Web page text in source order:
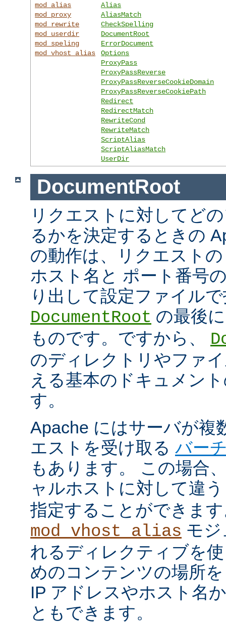
mod_alias
mod_proxy
mod_rewrite
mod_userdir
mod_speling
mod_vhost_alias
Alias
AliasMatch
CheckSpelling
DocumentRoot
ErrorDocument
Options
ProxyPass
ProxyPassReverse
ProxyPassReverseCookieDomain
ProxyPassReverseCookiePath
Redirect
RedirectMatch
RewriteCond
RewriteMatch
ScriptAlias
ScriptAliasMatch
UserDir
DocumentRoot
リクエストに対してど
るかを決定するときの
の動作は、リクエスト
ホスト名と ポート番号
り出して設定ファイル
DocumentRoot の最後
ものです。ですから、
のディレクトリやファ
える基本のドキュメン
す。
Apache にはサーバが複
エストを受け取る バー
もあります。 この場合
ャルホストに対して違
指定することができま
mod_vhost_alias モ
れるディレクティブを
めのコンテンツの場所
IP アドレスやホスト名
ともできます。